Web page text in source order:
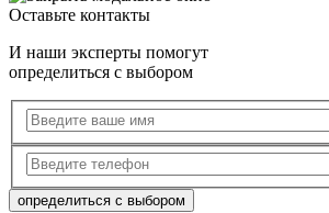
Оставьте контакты
И наши эксперты помогут
определиться с выбором